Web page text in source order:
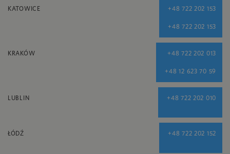
KATOWICE +48 722 202 153
+48 722 202 153
KRAKÓW +48 722 202 013
+48 12 623 70 59
LUBLIN +48 722 202 010
ŁÓDŹ +48 722 202 152